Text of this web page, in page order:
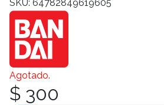
SKU: 64782849619605
Agotado.
$ 300